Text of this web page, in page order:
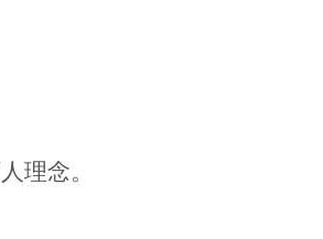
理念。